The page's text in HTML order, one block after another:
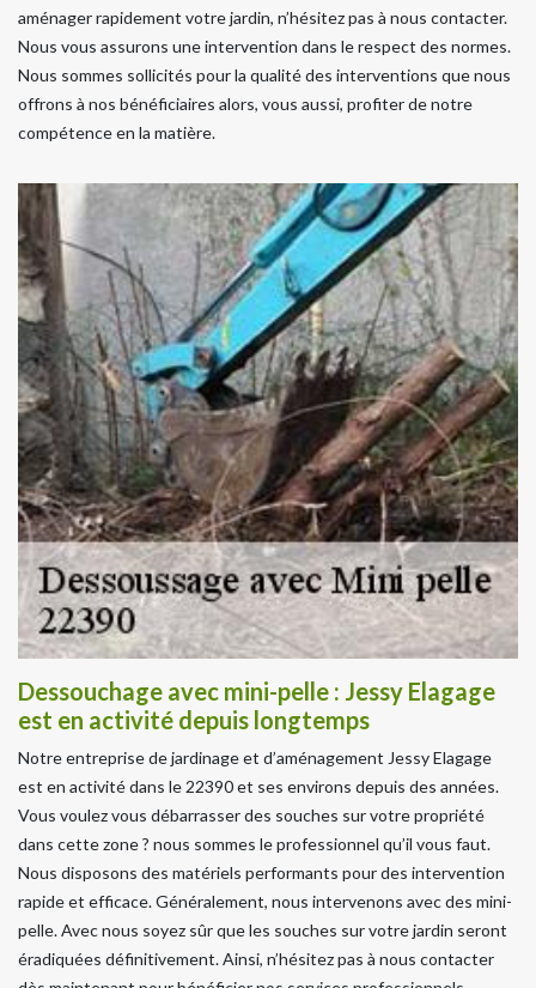
aménager rapidement votre jardin, n’hésitez pas à nous contacter.
Nous vous assurons une intervention dans le respect des normes.
Nous sommes sollicités pour la qualité des interventions que nous
offrons à nos bénéficiaires alors, vous aussi, profiter de notre
compétence en la matière.
Dessouchage avec mini-pelle : Jessy Elagage
est en activité depuis longtemps
Notre entreprise de jardinage et d’aménagement Jessy Elagage
est en activité dans le 22390 et ses environs depuis des années.
Vous voulez vous débarrasser des souches sur votre propriété
dans cette zone ? nous sommes le professionnel qu’il vous faut.
Nous disposons des matériels performants pour des intervention
rapide et efficace. Généralement, nous intervenons avec des mini-
pelle. Avec nous soyez sûr que les souches sur votre jardin seront
éradiquées définitivement. Ainsi, n’hésitez pas à nous contacter